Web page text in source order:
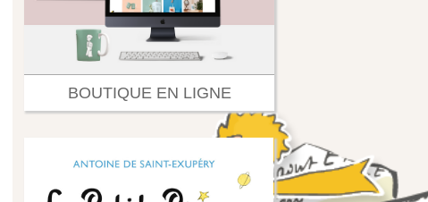
BOUTIQUE EN LIGNE